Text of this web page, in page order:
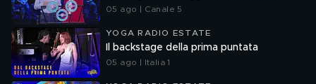
05 ago | Canale 5
YOGA RADIO ESTATE
Il backstage della prima puntata
05 ago | Italia 1